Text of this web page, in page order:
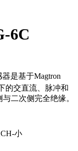
6C
是基于Magtron
的交直流、脉冲和
二次侧完全绝缘。